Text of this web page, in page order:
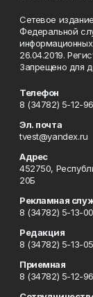
Сетевое
Федеральной
26.04.2019.
Запрещено для
Телефон
8 (34782) 5-12-96
Эл. почта
tvest@yandex.ru
Адрес
452750,
20Б
Рекламная
8 (34782) 5-13-00
Редакция
8 (34782) 5-13-05
Приемная
8 (34782) 5-12-96